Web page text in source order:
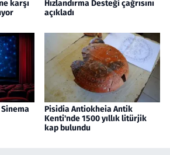
karşı
Hızlandırma Desteği çağrısını
açıkladı
Sinema
Pisidia Antiokheia Antik
Kenti'nde 1500 yıllık litürjik
kap bulundu